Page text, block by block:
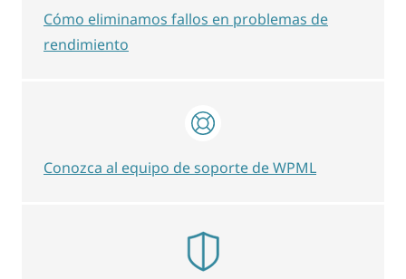
Cómo eliminamos fallos en problemas de
rendimiento
Conozca al equipo de soporte de WPML